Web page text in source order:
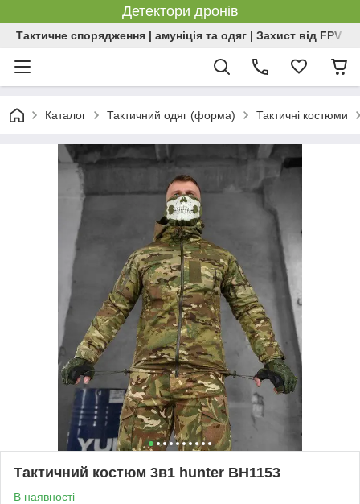
Детектори дронів
Тактичне спорядження | амуніція та одяг | Захист від FPV |
Каталог Тактичний одяг (форма) Тактичні костюми
Тактичний костюм 3в1 hunter ВН1153
В наявності